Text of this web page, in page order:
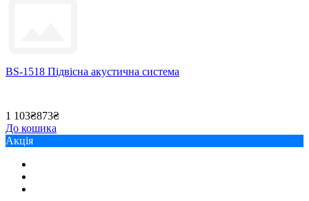
BS-1518 Підвісна акустична система
1 103₴873₴
До кошика
Акція